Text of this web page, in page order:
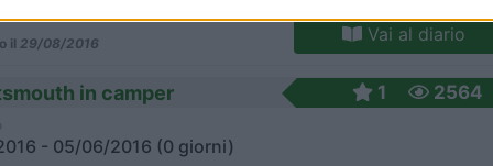
il 29/08/2016 Vai al diario
in camper 1 2564
- 05/06/2016 (0 giorni)